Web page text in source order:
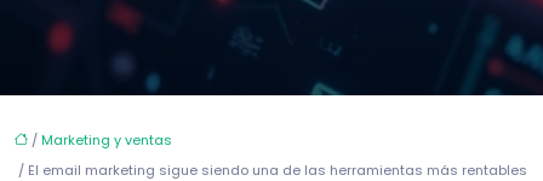
/ Marketing y ventas
/ El email marketing sigue siendo una de las herramientas más rentables